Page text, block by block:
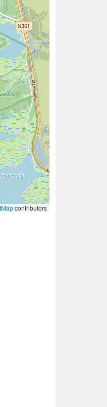
contributors